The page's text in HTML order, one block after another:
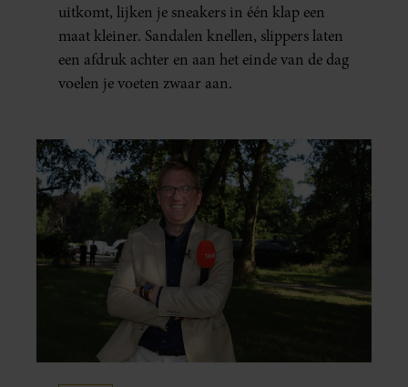
uitkomt, lijken je sneakers in één klap een
maat kleiner. Sandalen knellen, slippers laten
een afdruk achter en aan het einde van de dag
voelen je voeten zwaar aan.